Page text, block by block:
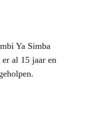
Ya Simba
al 15 jaar en